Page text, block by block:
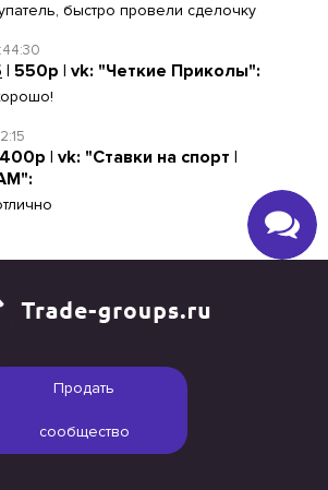
быстро провели сделочку
| 550р | vk: "Четкие Приколы":
| vk: "Ставки на спорт |
Продать
сообщество